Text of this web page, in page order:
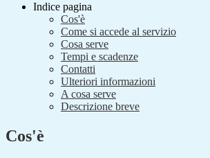
Indice pagina
Cos'è
Come si accede al servizio
Cosa serve
Tempi e scadenze
Contatti
Ulteriori informazioni
A cosa serve
Descrizione breve
Cos'è